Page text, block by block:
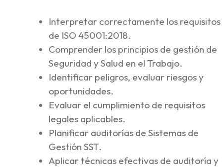
Interpretar correctamente los requisitos
de ISO 45001:2018.
Comprender los principios de gestión de
Seguridad y Salud en el Trabajo.
Identificar peligros, evaluar riesgos y
oportunidades.
Evaluar el cumplimiento de requisitos
legales aplicables.
Planificar auditorías de Sistemas de
Gestión SST.
Aplicar técnicas efectivas de auditoría y